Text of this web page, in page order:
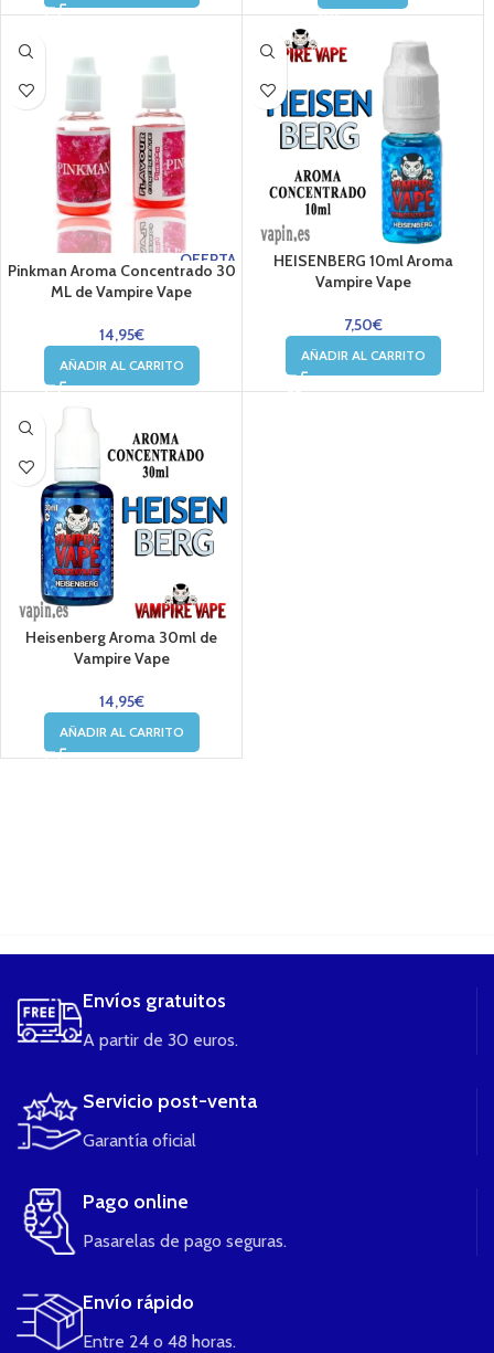
OFERTA
Pinkman Aroma Concentrado 30
ML de Vampire Vape
14,95€
AÑADIR AL CARRITO
HEISENBERG 10ml Aroma
Vampire Vape
7,50€
AÑADIR AL CARRITO
Heisenberg Aroma 30ml de
Vampire Vape
14,95€
AÑADIR AL CARRITO
Envíos gratuitos
A partir de 30 euros.
Servicio post-venta
Garantía oficial
Pago online
Pasarelas de pago seguras.
Envío rápido
Entre 24 o 48 horas.